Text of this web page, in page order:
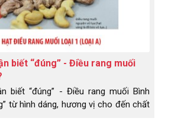
biết “đúng” - Điều rang muối
biết “đúng” - Điều rang muối Bình
từ hình dáng, hương vị cho đến chất